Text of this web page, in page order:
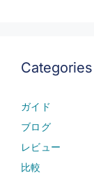
Categories
ガイド
ブログ
レビュー
比較